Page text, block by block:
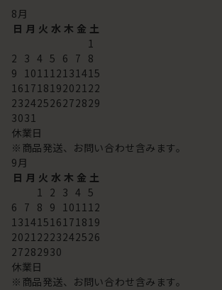
8月
日 月 火 水 木 金 土
1
2 3 4 5 6 7 8
9 101112131415
16171819202122
23242526272829
3031
休業日
※商品発送、お問い合わせ含みます。
9月
日 月 火 水 木 金 土
1 2 3 4 5
6 7 8 9 101112
13141516171819
20212223242526
27282930
休業日
※商品発送、お問い合わせ含みます。